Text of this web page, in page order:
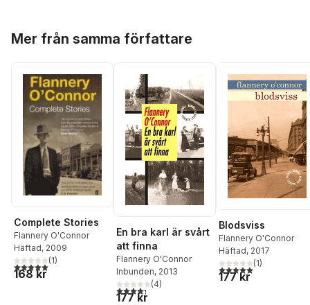
Mer från samma författare
Complete Stories
Flannery O'Connor
Häftad, 2009
5,0utav 5 stjärnor. Totalt antal röster:
(1)
168 kr
En bra karl är svårt
att finna
Flannery O'Connor
Inbunden, 2013
4,3utav 5 stjärnor. Totalt antal röster:
(4)
177 kr
Blodsviss
Flannery O'Connor
Häftad, 2017
5,0utav 5 stjärnor.
(1)
177 kr